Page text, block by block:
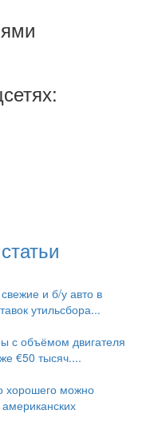
и б/у авто в
утильсбора...
с объёмом двигателя
€50 тысяч....
хорошего можно